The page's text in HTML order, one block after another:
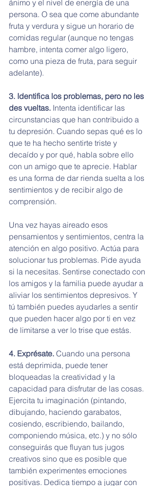
ánimo y el nivel de energía de una
persona. O sea que come abundante
fruta y verdura y sigue un horario de
comidas regular (aunque no tengas
hambre, intenta comer algo ligero,
como una pieza de fruta, para seguir
adelante).
3. Identifica los problemas, pero no les
des vueltas. Intenta identificar las
circunstancias que han contribuido a
tu depresión. Cuando sepas qué es lo
que te ha hecho sentirte triste y
decaído y por qué, habla sobre ello
con un amigo que te aprecie. Hablar
es una forma de dar rienda suelta a los
sentimientos y de recibir algo de
comprensión.
Una vez hayas aireado esos
pensamientos y sentimientos, centra la
atención en algo positivo. Actúa para
solucionar tus problemas. Pide ayuda
si la necesitas. Sentirse conectado con
los amigos y la familia puede ayudar a
aliviar los sentimientos depresivos. Y
tú también puedes ayudarles a sentir
que pueden hacer algo por ti en vez
de limitarse a ver lo trise que estás.
4. Exprésate. Cuando una persona
está deprimida, puede tener
bloqueadas la creatividad y la
capacidad para disfrutar de las cosas.
Ejercita tu imaginación (pintando,
dibujando, haciendo garabatos,
cosiendo, escribiendo, bailando,
componiendo música, etc.) y no sólo
conseguirás que fluyan tus jugos
creativos sino que es posible que
también experimentes emociones
positivas. Dedica tiempo a jugar con